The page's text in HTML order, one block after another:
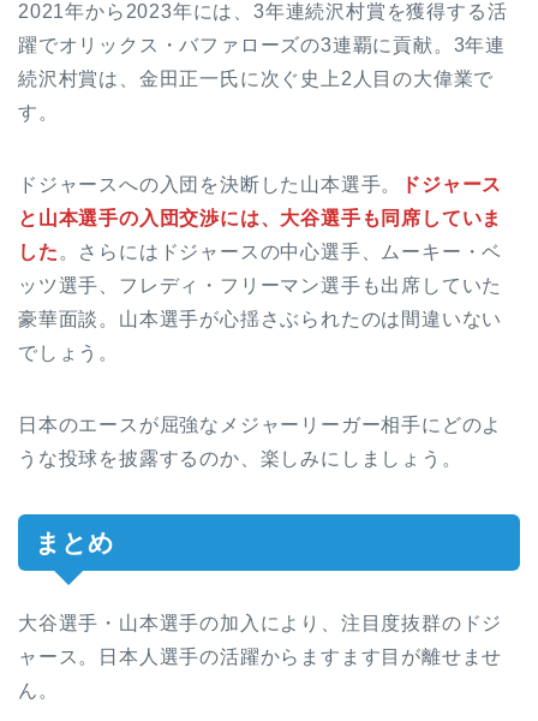
2021年から2023年には、3年連続沢村賞を獲得する活
躍でオリックス・バファローズの3連覇に貢献。3年連
続沢村賞は、金田正一氏に次ぐ史上2人目の大偉業で
す。
ドジャースへの入団を決断した山本選手。
ドジャース
と山本選手の入団交渉には、大谷選手も同席していま
した 。さらにはドジャースの中心選手、ムーキー・ベ
ッツ選手、フレディ・フリーマン選手も出席していた
豪華面談。山本選手が心揺さぶられたのは間違いない
でしょう。
日本のエースが屈強なメジャーリーガー相手にどのよ
うな投球を披露するのか、楽しみにしましょう。
まとめ
大谷選手・山本選手の加入により、注目度抜群のドジ
ャース。日本人選手の活躍からますます目が離せませ
ん。